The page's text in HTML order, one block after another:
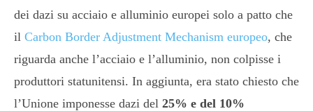
dei dazi su acciaio e alluminio europei solo a patto che
il Carbon Border Adjustment Mechanism europeo, che
riguarda anche l’acciaio e l’alluminio, non colpisse i
produttori statunitensi. In aggiunta, era stato chiesto che
l’Unione imponesse dazi del 25% e del 10%